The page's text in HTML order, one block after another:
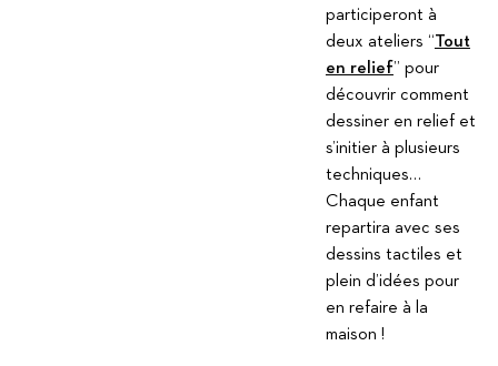
participeront à
deux ateliers “Tout
en relief” pour
découvrir comment
dessiner en relief et
s’initier à plusieurs
techniques…
Chaque enfant
repartira avec ses
dessins tactiles et
plein d’idées pour
en refaire à la
maison !